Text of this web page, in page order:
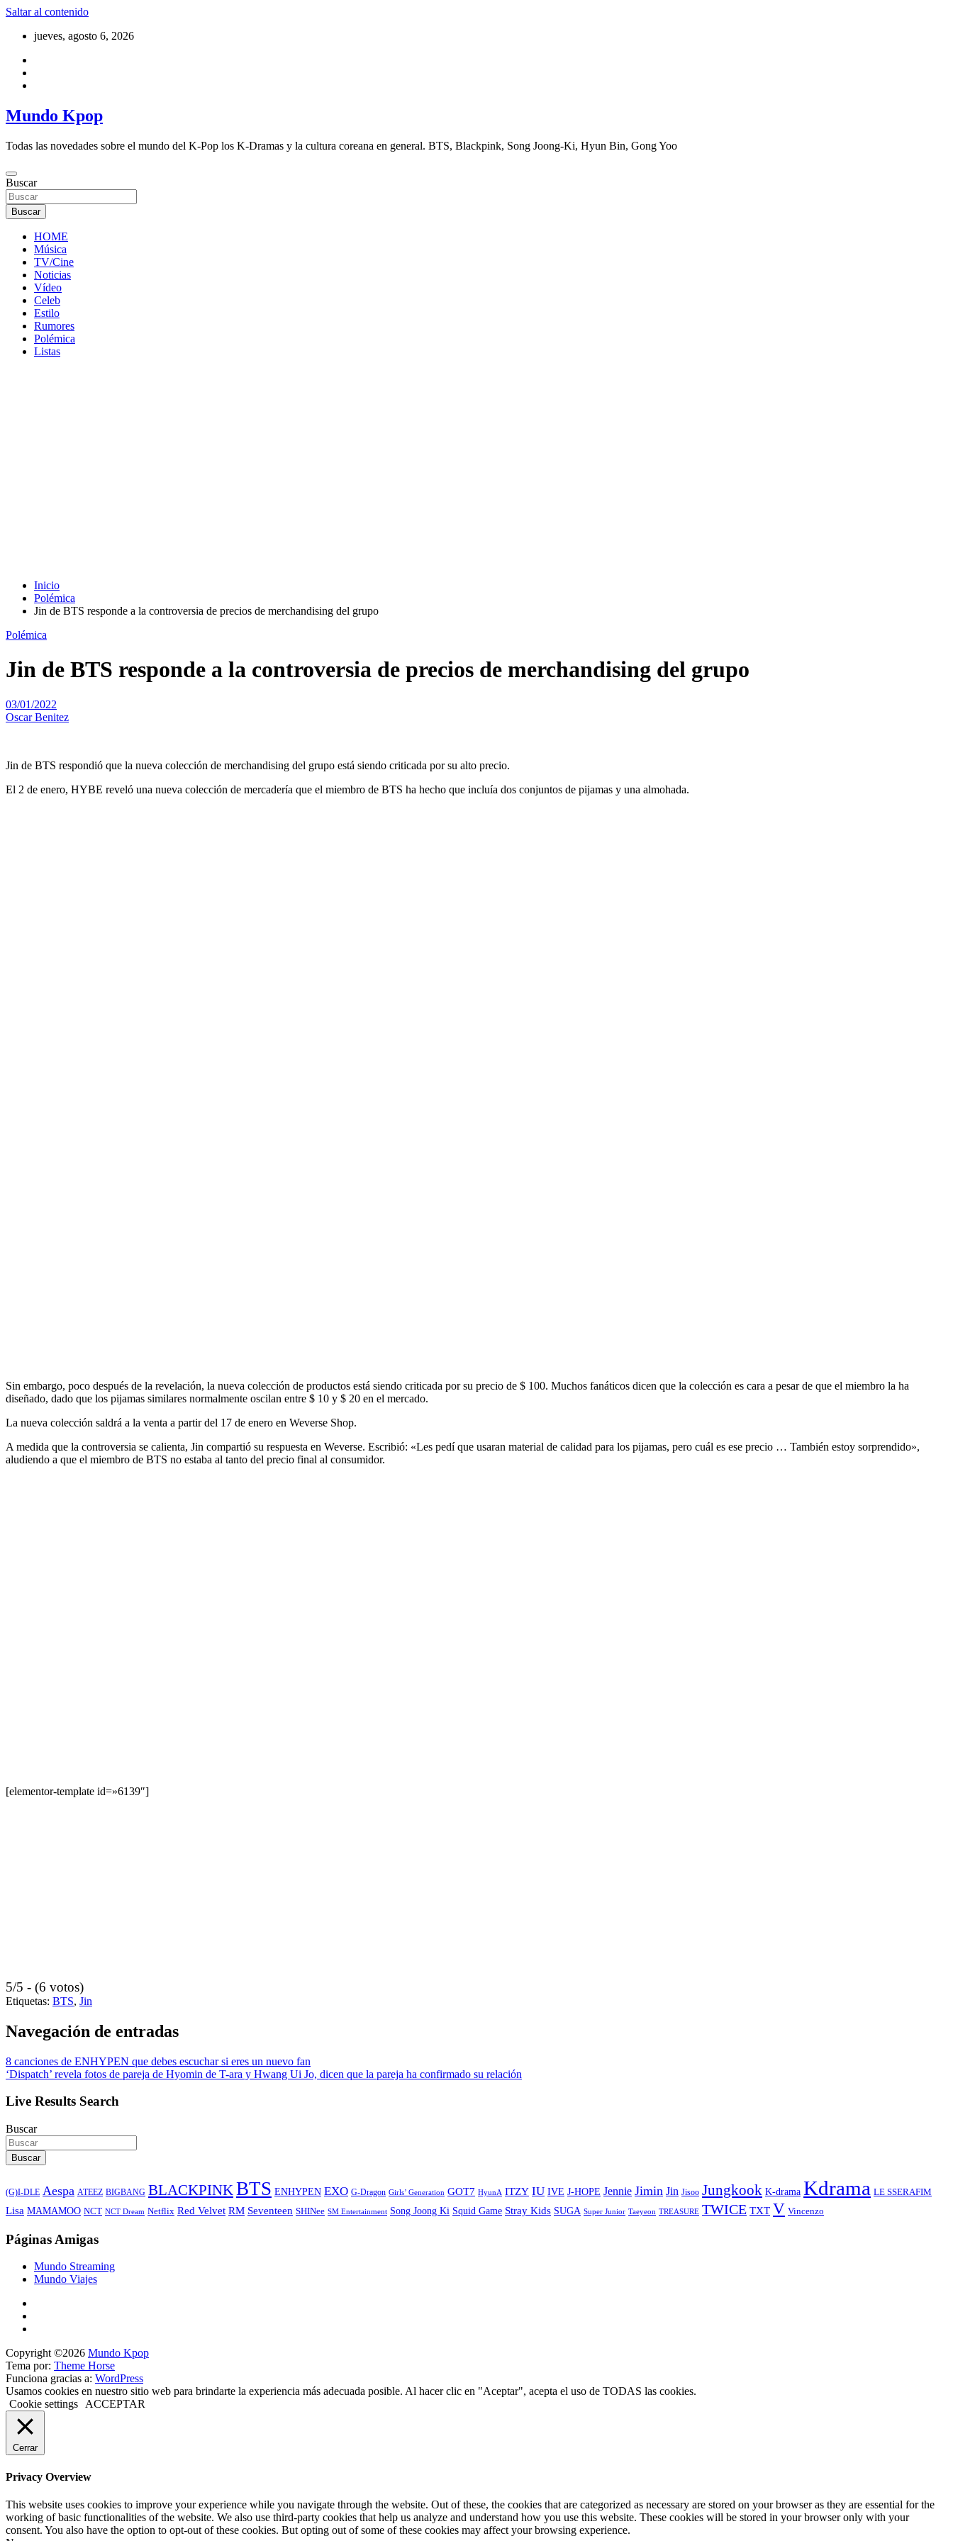
Saltar al contenido
jueves, agosto 6, 2026
Mundo Kpop
Todas las novedades sobre el mundo del K-Pop los K-Dramas y la cultura coreana en general. BTS, Blackpink, Song Joong-Ki, Hyun Bin, Gong Yoo
Buscar
Buscar
HOME
Música
TV/Cine
Noticias
Vídeo
Celeb
Estilo
Rumores
Polémica
Listas
Inicio
Polémica
Jin de BTS responde a la controversia de precios de merchandising del grupo
Polémica
Jin de BTS responde a la controversia de precios de merchandising del grupo
03/01/2022
Oscar Benitez
Jin de BTS respondió que la nueva colección de merchandising del grupo está siendo criticada por su alto precio.
El 2 de enero, HYBE reveló una nueva colección de mercadería que el miembro de BTS ha hecho que incluía dos conjuntos de pijamas y una almohada.
Sin embargo, poco después de la revelación, la nueva colección de productos está siendo criticada por su precio de $ 100. Muchos fanáticos dicen que la colección es cara a pesar de que el miembro la ha
diseñado, dado que los pijamas similares normalmente oscilan entre $ 10 y $ 20 en el mercado.
La nueva colección saldrá a la venta a partir del 17 de enero en Weverse Shop.
A medida que la controversia se calienta, Jin compartió su respuesta en Weverse. Escribió: «Les pedí que usaran material de calidad para los pijamas, pero cuál es ese precio … También estoy sorprendido»,
aludiendo a que el miembro de BTS no estaba al tanto del precio final al consumidor.
[elementor-template id=»6139″]
5/5 - (6 votos)
Etiquetas: BTS, Jin
Navegación de entradas
8 canciones de ENHYPEN que debes escuchar si eres un nuevo fan
‘Dispatch’ revela fotos de pareja de Hyomin de T-ara y Hwang Ui Jo, dicen que la pareja ha confirmado su relación
Live Results Search
Buscar
Buscar
(G)I-DLE Aespa ATEEZ BIGBANG BLACKPINKBTS ENHYPEN EXO G-Dragon Girls’ Generation GOT7 HyunA ITZY IU IVE J-HOPE Jennie Jimin Jin Jisoo Jungkook K-drama Kdrama LE SSERAFIM
Lisa MAMAMOO NCT NCT Dream Netflix Red Velvet RM Seventeen SHINee SM Entertainment Song Joong Ki Squid Game Stray Kids SUGA Super Junior Taeyeon TREASURE TWICE TXT V Vincenzo
Páginas Amigas
Mundo Streaming
Mundo Viajes
Copyright ©2026 Mundo Kpop
Tema por: Theme Horse
Funciona gracias a: WordPress
Usamos cookies en nuestro sitio web para brindarte la experiencia más adecuada posible. Al hacer clic en "Aceptar", acepta el uso de TODAS las cookies.
Cookie settings
ACCEPTAR
Cerrar
Privacy Overview
This website uses cookies to improve your experience while you navigate through the website. Out of these, the cookies that are categorized as necessary are stored on your browser as they are essential for the
working of basic functionalities of the website. We also use third-party cookies that help us analyze and understand how you use this website. These cookies will be stored in your browser only with your
consent. You also have the option to opt-out of these cookies. But opting out of some of these cookies may affect your browsing experience.